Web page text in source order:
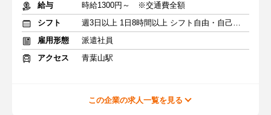
給与
時給1300円～ ※交通費全額
シフト
週3日以上 1日8時間以上 シフト自由・自己申告
雇用形態
派遣社員
アクセス
青葉山駅
この企業の求人一覧を見る